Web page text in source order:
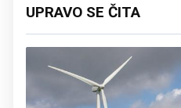
UPRAVO SE ČITA